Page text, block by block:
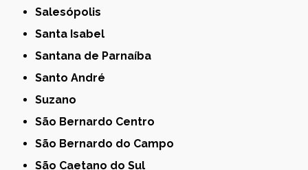
Salesópolis
Santa Isabel
Santana de Parnaíba
Santo André
Suzano
São Bernardo Centro
São Bernardo do Campo
São Caetano do Sul